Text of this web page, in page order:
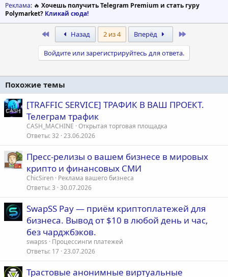
Реклама: 🔥 Хочешь получить Telegram Premium и стать гуру
Polymarket? Кликай сюда!
Назад 2 из 4 Вперёд
Войдите или зарегистрируйтесь для ответа.
Похожие темы
[TRAFFIC SERVICE] ТРАФИК В ВАШ ПРОЕКТ.
Телеграм трафик
CASH_MACHINE Открытая торговая площадка
Ответы 32 23.06.2026
Пресс-релизы о вашем бизнесе в мировых
крипто и финансовых СМИ
ChicSiren Реклама вашего бизнеса
Ответы 3 30.07.2026
SwapSS Pay — приём криптоплатежей для
бизнеса. Вывод от $10 в любой день и час,
без чарджбэков.
swapss
Процессинги платежей
Ответы 17 23.07.2026
Трастовые анонимные виртуальные